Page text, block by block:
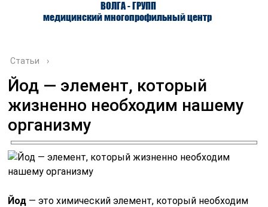
ВОЛГА - ГРУПП
медицинский многопрофильный центр
О ЦЕНТРЕ ВРАЧИ УСЛУГИ
Статьи ›
Йод — элемент, который
жизненно необходим нашему
организму
Йод — это химический элемент, который необходим